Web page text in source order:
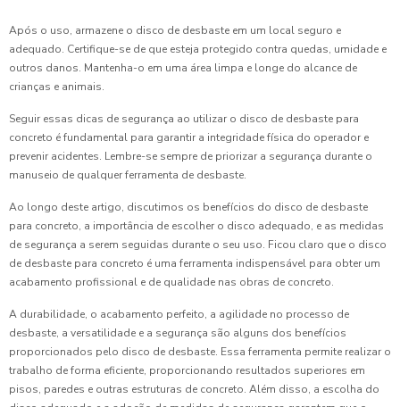
Após o uso, armazene o disco de desbaste em um local seguro e
adequado. Certifique-se de que esteja protegido contra quedas, umidade e
outros danos. Mantenha-o em uma área limpa e longe do alcance de
crianças e animais.
Seguir essas dicas de segurança ao utilizar o disco de desbaste para
concreto é fundamental para garantir a integridade física do operador e
prevenir acidentes. Lembre-se sempre de priorizar a segurança durante o
manuseio de qualquer ferramenta de desbaste.
Ao longo deste artigo, discutimos os benefícios do disco de desbaste
para concreto, a importância de escolher o disco adequado, e as medidas
de segurança a serem seguidas durante o seu uso. Ficou claro que o disco
de desbaste para concreto é uma ferramenta indispensável para obter um
acabamento profissional e de qualidade nas obras de concreto.
A durabilidade, o acabamento perfeito, a agilidade no processo de
desbaste, a versatilidade e a segurança são alguns dos benefícios
proporcionados pelo disco de desbaste. Essa ferramenta permite realizar o
trabalho de forma eficiente, proporcionando resultados superiores em
pisos, paredes e outras estruturas de concreto. Além disso, a escolha do